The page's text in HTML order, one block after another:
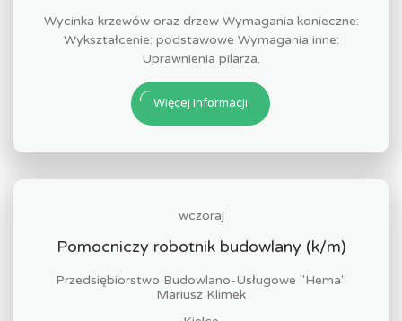
Wycinka krzewów oraz drzew Wymagania konieczne:
Wykształcenie: podstawowe Wymagania inne:
Uprawnienia pilarza.
Więcej informacji
wczoraj
Pomocniczy robotnik budowlany (k/m)
Przedsiębiorstwo Budowlano-Usługowe "Hema"
Mariusz Klimek